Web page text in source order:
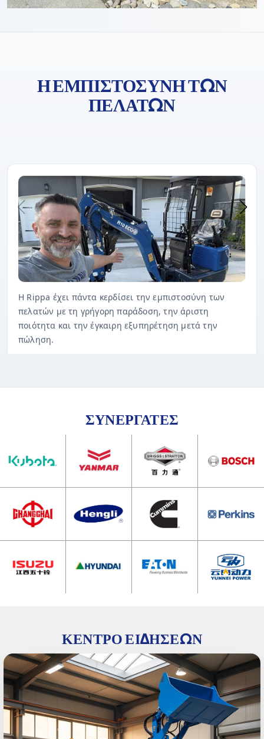
Η ΕΜΠΙΣΤΟΣΎΝΗ ΤΩΝ
ΠΕΛΑΤΏΝ
Η Rippa έχει πάντα κερδίσει την εμπιστοσύνη των
πελατών με τη γρήγορη παράδοση, την άριστη
ποιότητα και την έγκαιρη εξυπηρέτηση μετά την
πώληση.
ΣΥΝΕΡΓΑΤΕΣ
ΚΈΝΤΡΟ ΕΙΔΉΣΕΩΝ